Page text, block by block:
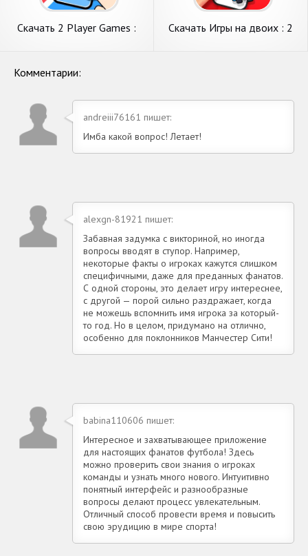
Скачать 2 Player Games :
Скачать Игры на двоих : 2
Комментарии:
andreiii76161 пишет:
Имба какой вопрос! Летает!
alexgn-81921 пишет:
Забавная задумка с викториной, но иногда
вопросы вводят в ступор. Например,
некоторые факты о игроках кажутся слишком
специфичными, даже для преданных фанатов.
С одной стороны, это делает игру интереснее,
с другой — порой сильно раздражает, когда
не можешь вспомнить имя игрока за который-
то год. Но в целом, придумано на отлично,
особенно для поклонников Манчестер Сити!
babina110606 пишет:
Интересное и захватывающее приложение
для настоящих фанатов футбола! Здесь
можно проверить свои знания о игроках
команды и узнать много нового. Интуитивно
понятный интерфейс и разнообразные
вопросы делают процесс увлекательным.
Отличный способ провести время и повысить
свою эрудицию в мире спорта!